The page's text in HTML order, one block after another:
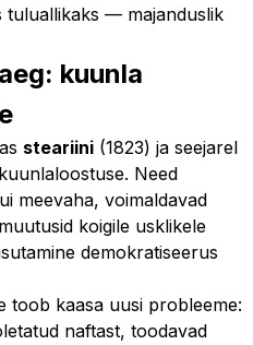
tuluallikaks — majanduslik
kuunla
steariini (1823) ja seejarel
Need
meevaha, voimaldavad
koigile usklikele
demokratiseerus
toob kaasa uusi probleeme:
naftast, toodavad